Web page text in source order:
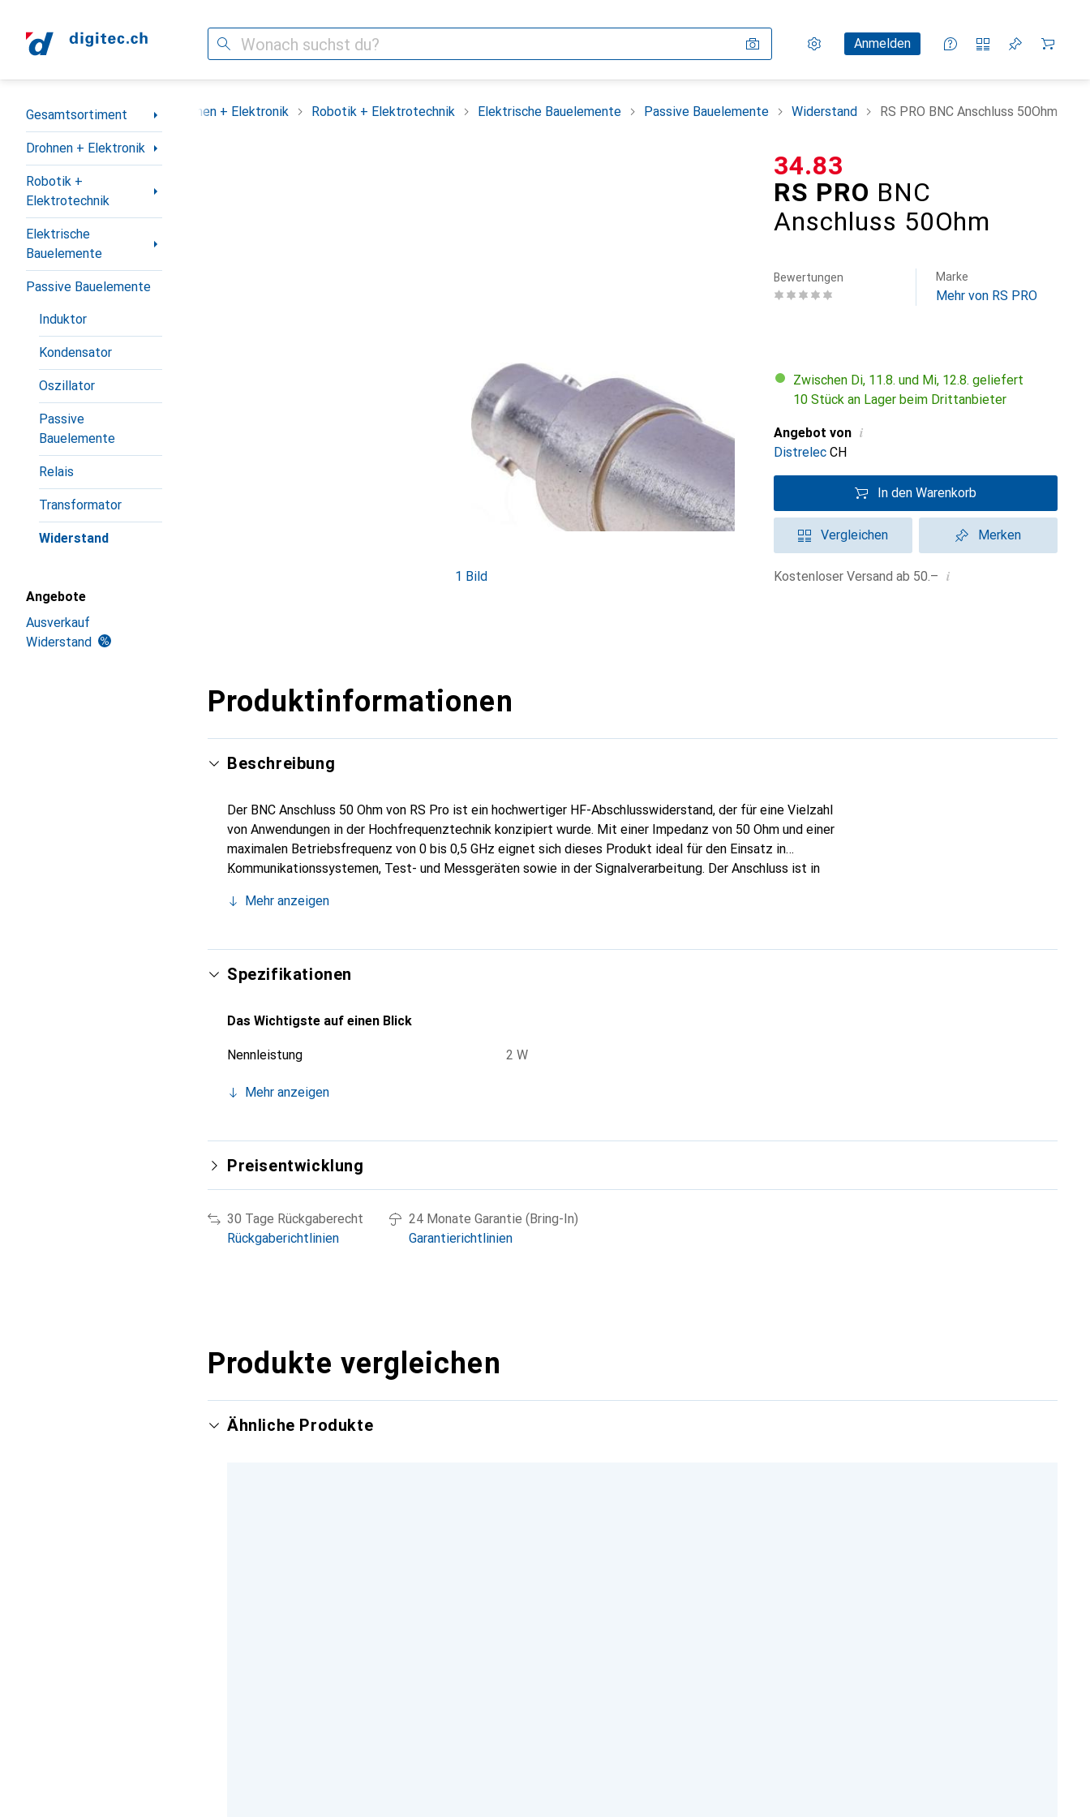
Suche Einstellungen
KundenkontoAnmelden
Vergleichslisten
Merklisten
Warenkorb
Navigation nach Kategorien
Gesamtsortiment
Drohnen + Elektronik
Robotik +
Elektrotechnik
Elektrische
Bauelemente
Passive Bauelemente
Induktor
Kondensator
Oszillator
Passive
Bauelemente
Relais
Transformator
Widerstand
Angebote
Ausverkauf
Widerstand
Gesamtsortiment Drohnen + Elektronik Robotik + Elektrotechnik Elektrische Bauelemente Passive Bauelemente Widerstand RS PRO BNC Anschluss 50Ohm
1 Bild
RS PRO BNC
Anschluss 50Ohm
CHF
34.83
Bewertungen Marke
Mehr von RS PRO
Zwischen Di, 11.8. und Mi, 12.8. geliefert
10 Stück an Lager beim Drittanbieter
Angebot von i
Distrelec CH
In den Warenkorb
Vergleichen Merken
Kostenloser Versand ab 50.– i
Produktinformationen
Beschreibung
Der BNC Anschluss 50 Ohm von RS Pro ist ein hochwertiger HF-Abschlusswiderstand, der für eine Vielzahl
von Anwendungen in der Hochfrequenztechnik konzipiert wurde. Mit einer Impedanz von 50 Ohm und einer
maximalen Betriebsfrequenz von 0 bis 0,5 GHz eignet sich dieses Produkt ideal für den Einsatz in
Kommunikationssystemen, Test- und Messgeräten sowie in der Signalverarbeitung. Der Anschluss ist in
Nennleistung von 2 Watt gewährleistet eine zuverlässige Leistung unter typischen Betriebsbedingungen.
Leitfähigkeit und Korrosionsbeständigkeit, was die Langlebigkeit des Produkts erhöht. Dieser BNC
Anschluss ist eine ausgezeichnete Wahl für Fachleute, die auf der Suche nach einem robusten und
leistungsfähigen Widerstandsnetzwerk sind.
Mehr anzeigen
Spezifikationen
Das Wichtigste auf einen Blick
Nennleistung 2 W
Mehr anzeigen
Preisentwicklung
30 Tage Rückgaberecht
Rückgaberichtlinien
24 Monate Garantie (Bring-In)
Garantierichtlinien
Produkte vergleichen
Ähnliche Produkte